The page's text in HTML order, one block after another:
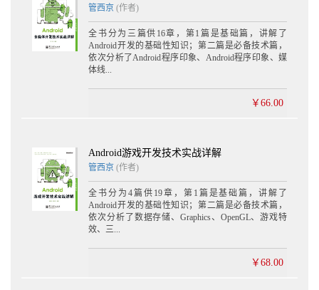
管西京 (作者)
全书分为三篇供16章，第1篇是基础篇，讲解了
Android开发的基础性知识；第二篇是必备技术篇，
依次分析了Android程序印象、Android程序印象、媒
体线...
￥66.00
Android游戏开发技术实战详解
管西京 (作者)
全书分为4篇供19章，第1篇是基础篇，讲解了
Android开发的基础性知识；第二篇是必备技术篇，
依次分析了数据存储、Graphics、OpenGL、游戏特
效、三...
￥68.00